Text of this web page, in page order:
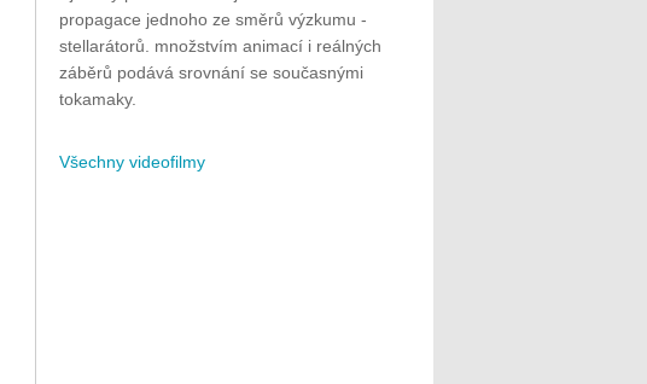
propagace jednoho ze směrů výzkumu -
stellarátorů. množstvím animací i reálných
záběrů podává srovnání se současnými
tokamaky.
Všechny videofilmy